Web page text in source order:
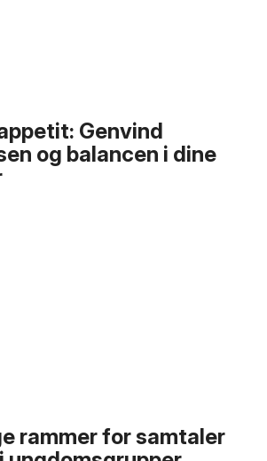
Genvind
og balancen i dine
rammer for samtaler